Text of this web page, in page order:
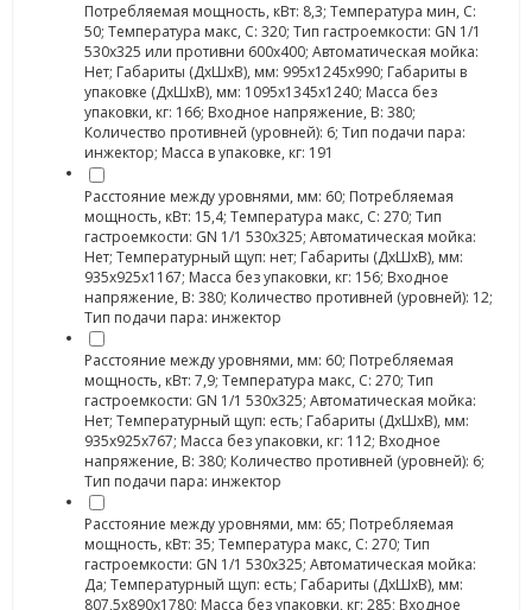
Потребляемая мощность, кВт: 8,3; Температура мин, С:
50; Температура макс, С: 320; Тип гастроемкости: GN 1/1
530x325 или противни 600х400; Автоматическая мойка:
Нет; Габариты (ДхШхВ), мм: 995х1245х990; Габариты в
упаковке (ДхШхВ), мм: 1095х1345х1240; Масса без
упаковки, кг: 166; Входное напряжение, В: 380;
Количество противней (уровней): 6; Тип подачи пара:
инжектор; Масса в упаковке, кг: 191
Расстояние между уровнями, мм: 60; Потребляемая
мощность, кВт: 15,4; Температура макс, С: 270; Тип
гастроемкости: GN 1/1 530x325; Автоматическая мойка:
Нет; Температурный щуп: нет; Габариты (ДхШхВ), мм:
935х925х1167; Масса без упаковки, кг: 156; Входное
напряжение, В: 380; Количество противней (уровней): 12;
Тип подачи пара: инжектор
Расстояние между уровнями, мм: 60; Потребляемая
мощность, кВт: 7,9; Температура макс, С: 270; Тип
гастроемкости: GN 1/1 530x325; Автоматическая мойка:
Нет; Температурный щуп: есть; Габариты (ДхШхВ), мм:
935х925х767; Масса без упаковки, кг: 112; Входное
напряжение, В: 380; Количество противней (уровней): 6;
Тип подачи пара: инжектор
Расстояние между уровнями, мм: 65; Потребляемая
мощность, кВт: 35; Температура макс, С: 270; Тип
гастроемкости: GN 1/1 530x325; Автоматическая мойка:
Да; Температурный щуп: есть; Габариты (ДхШхВ), мм:
807,5х890х1780; Масса без упаковки, кг: 285; Входное